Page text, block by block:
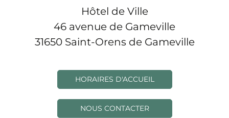
Hôtel de Ville
46 avenue de Gameville
31650 Saint-Orens de Gameville
HORAIRES D'ACCUEIL
NOUS CONTACTER